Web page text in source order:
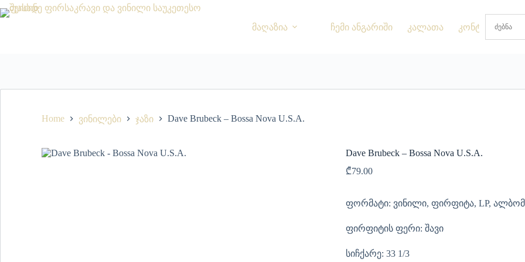
მაღაზია ჩემი ანგარიში კალათა კონტაქტი
Home ვინილები ჯაზი Dave Brubeck – Bossa Nova U.S.A.
Dave Brubeck – Bossa Nova U.S.A.
₾79.00
ფორმატი: ვინილი, ფირფიტა, LP,
ფირფიტის ფერი: შავი
სიჩქარე: 33 1/3